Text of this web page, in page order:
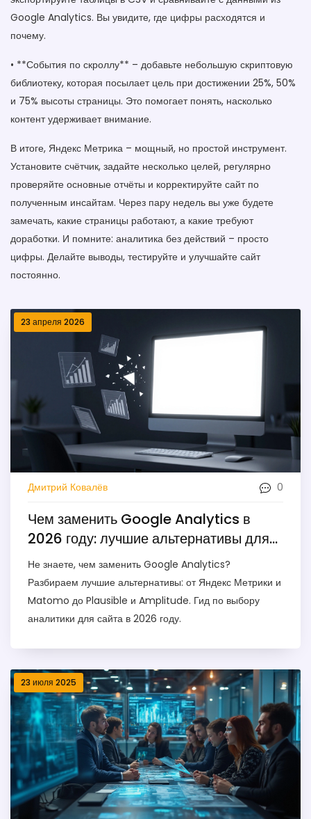
Google Analytics. Вы увидите, где цифры расходятся и
почему.
• **События по скроллу** – добавьте небольшую скриптовую
библиотеку, которая посылает цель при достижении 25%, 50%
и 75% высоты страницы. Это помогает понять, насколько
контент удерживает внимание.
В итоге, Яндекс Метрика – мощный, но простой инструмент.
Установите счётчик, задайте несколько целей, регулярно
проверяйте основные отчёты и корректируйте сайт по
полученным инсайтам. Через пару недель вы уже будете
замечать, какие страницы работают, а какие требуют
доработки. И помните: аналитика без действий – просто
цифры. Делайте выводы, тестируйте и улучшайте сайт
постоянно.
23 апреля 2026
Дмитрий Ковалёв 0
Чем заменить Google Analytics в
2026 году: лучшие альтернативы для
анализа сайта
Не знаете, чем заменить Google Analytics?
Разбираем лучшие альтернативы: от Яндекс Метрики и
Matomo до Plausible и Amplitude. Гид по выбору
аналитики для сайта в 2026 году.
23 июля 2025